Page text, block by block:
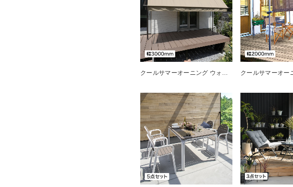
クールサマーオーニング ウォーターガード ベージュ 3000